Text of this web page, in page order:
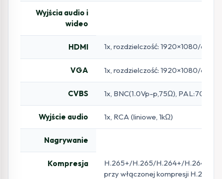
Wyjścia audio i
wideo
HDMI 1x, rozdzielczość: 1920×1080/
VGA 1x, rozdzielczość: 1920×1080/
CVBS 1x, BNC(1.0Vp-p,75Ω),
Wyjście audio 1x, RCA (liniowe, 1kΩ)
Nagrywanie
Kompresja
H.265+/H.265/H.264+/H.264
przy włączonej kompresji H.264